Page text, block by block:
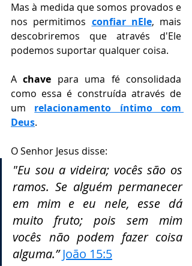
Mas à medida que somos provados e
nos permitimos confiar nEle, mais
descobriremos que através d'Ele
podemos suportar qualquer coisa.
A chave para uma fé consolidada
como essa é construída através de
um relacionamento íntimo com
Deus.
O Senhor Jesus disse:
"Eu sou a videira; vocês são os
ramos. Se alguém permanecer
em mim e eu nele, esse dá
muito fruto; pois sem mim
vocês não podem fazer coisa
alguma.” João 15:5